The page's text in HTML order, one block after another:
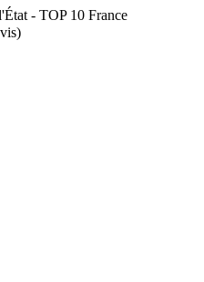
- TOP 10 France